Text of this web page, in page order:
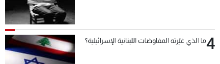
4ما الذي غيّرته المفاوضات اللبنانية الإسرائيلية؟